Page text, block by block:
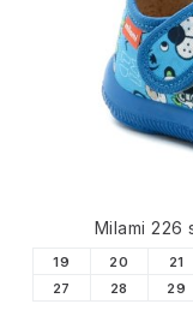
Milami 226
19 20 21
27
28 29